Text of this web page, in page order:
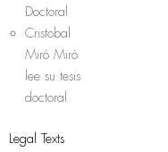
Doctoral
Cristobal
Miró Miró
lee su tesis
doctoral
Legal Texts